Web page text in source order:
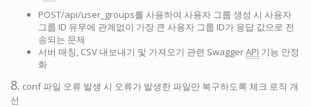
POST/api/user_groups를 사용하여 사용자 그룹 생성 시 사용자
그룹 ID 유무에 관계없이 가장 큰 사용자 그룹 ID가 응답 값으로 전
송되는 문제
서버 매칭, CSV 내보내기 및 가져오기 관련 SwaggerAPI 기능 안정
화
8. conf 파일 오류 발생 시 오류가 발생한 파일만 복구하도록 체크 로직 개
선